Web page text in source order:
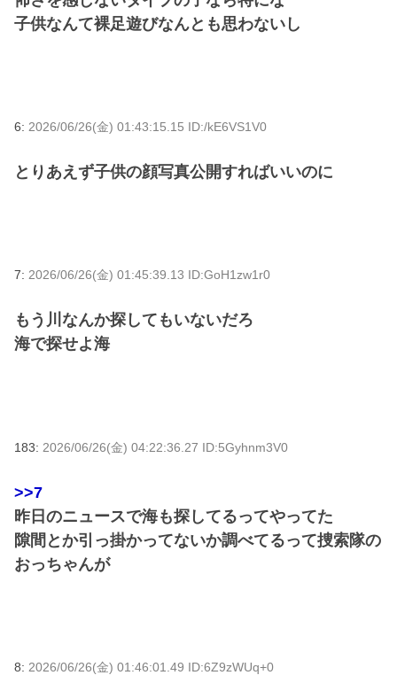
子供なんて裸足遊びなんとも思わないし
6: 2026/06/26(金) 01:43:15.15 ID:/kE6VS1V0
とりあえず子供の顔写真公開すればいいのに
7: 2026/06/26(金) 01:45:39.13 ID:GoH1zw1r0
もう川なんか探してもいないだろ
海で探せよ海
183: 2026/06/26(金) 04:22:36.27 ID:5Gyhnm3V0
>>7
昨日のニュースで海も探してるってやってた
隙間とか引っ掛かってないか調べてるって捜索隊の
おっちゃんが
8: 2026/06/26(金) 01:46:01.49 ID:6Z9zWUq+0